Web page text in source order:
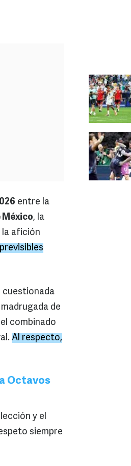
entre la
México, la
la afición
cuestionada
de
combinado
Al respecto,
Octavos
y el
siempre